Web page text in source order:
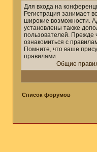
Для входа на
Регистрация занимает
широкие возможности.
установлены также
пользователей. Прежде
ознакомиться с
Помните, что ваше
правилами.
Общие
Список форумов